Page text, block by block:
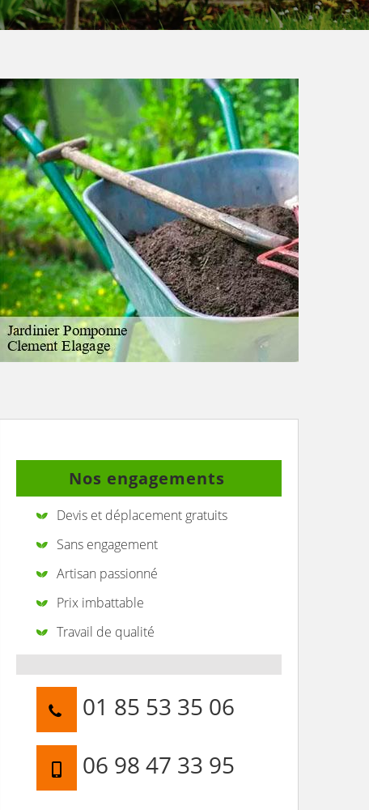
Nos engagements
Devis et déplacement gratuits
Sans engagement
Artisan passionné
Prix imbattable
Travail de qualité
01 85 53 35 06
06 98 47 33 95